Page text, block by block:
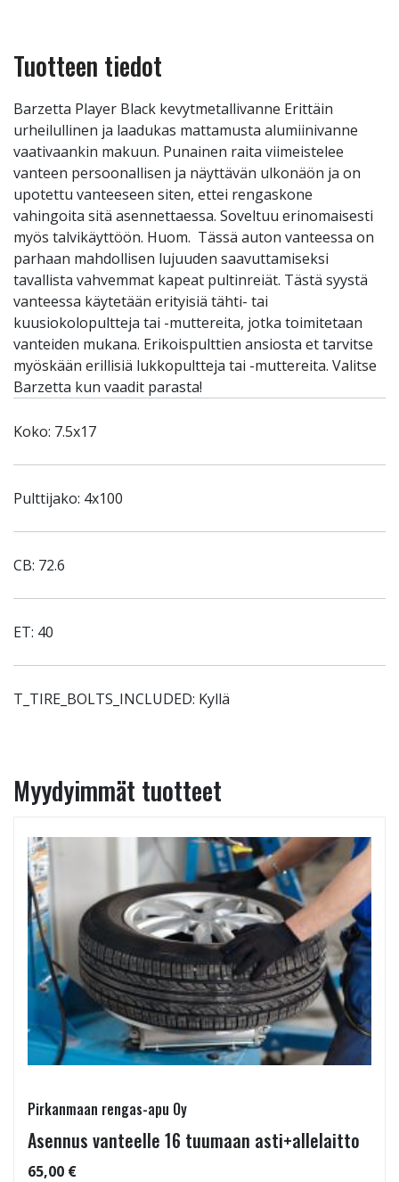
Tuotteen tiedot
Barzetta Player Black kevytmetallivanne Erittäin
urheilullinen ja laadukas mattamusta alumiinivanne
vaativaankin makuun. Punainen raita viimeistelee
vanteen persoonallisen ja näyttävän ulkonäön ja on
upotettu vanteeseen siten, ettei rengaskone
vahingoita sitä asennettaessa. Soveltuu erinomaisesti
myös talvikäyttöön. Huom. Tässä auton vanteessa on
parhaan mahdollisen lujuuden saavuttamiseksi
tavallista vahvemmat kapeat pultinreiät. Tästä syystä
vanteessa käytetään erityisiä tähti- tai
kuusiokolopultteja tai -muttereita, jotka toimitetaan
vanteiden mukana. Erikoispulttien ansiosta et tarvitse
myöskään erillisiä lukkopultteja tai -muttereita. Valitse
Barzetta kun vaadit parasta!
Koko: 7.5x17
Pulttijako: 4x100
CB: 72.6
ET: 40
T_TIRE_BOLTS_INCLUDED: Kyllä
Myydyimmät tuotteet
Pirkanmaan rengas-apu Oy
Asennus vanteelle 16 tuumaan asti+allelaitto
65,00 €